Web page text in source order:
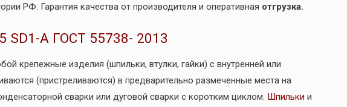
РФ. Гарантия качества от производителя и оперативная отгрузка.
А ГОСТ 55738- 2013
крепежные изделия (шпильки, втулки, гайки) с внутренней или
(пристреливаются) в предварительно размеченные места на
сварки или дуговой сварки с коротким циклом. Шпильки и